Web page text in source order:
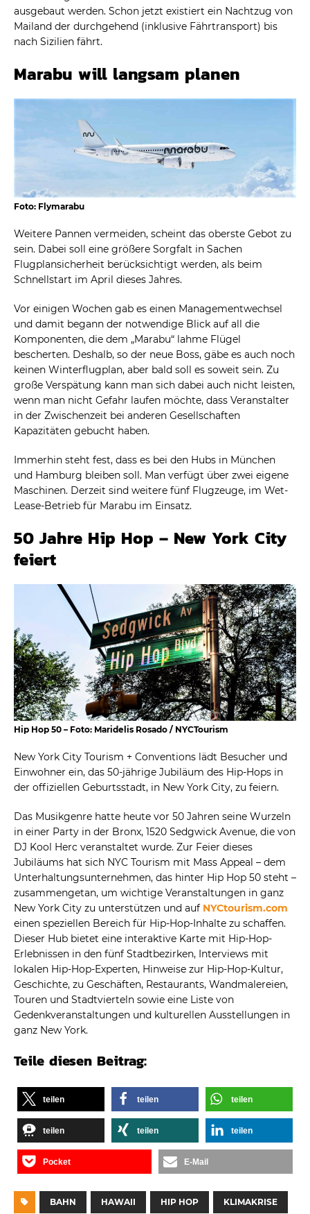
ausgebaut werden. Schon jetzt existiert ein Nachtzug von
Mailand der durchgehend (inklusive Fährtransport) bis
nach Sizilien fährt.
Marabu will langsam planen
Foto: Flymarabu
Weitere Pannen vermeiden, scheint das oberste Gebot zu
sein. Dabei soll eine größere Sorgfalt in Sachen
Flugplansicherheit berücksichtigt werden, als beim
Schnellstart im April dieses Jahres.
Vor einigen Wochen gab es einen Managementwechsel
und damit begann der notwendige Blick auf all die
Komponenten, die dem „Marabu“ lahme Flügel
bescherten. Deshalb, so der neue Boss, gäbe es auch noch
keinen Winterflugplan, aber bald soll es soweit sein. Zu
große Verspätung kann man sich dabei auch nicht leisten,
wenn man nicht Gefahr laufen möchte, dass Veranstalter
in der Zwischenzeit bei anderen Gesellschaften
Kapazitäten gebucht haben.
Immerhin steht fest, dass es bei den Hubs in München
und Hamburg bleiben soll. Man verfügt über zwei eigene
Maschinen. Derzeit sind weitere fünf Flugzeuge, im Wet-
Lease-Betrieb für Marabu im Einsatz.
50 Jahre Hip Hop – New York City
feiert
Hip Hop 50 – Foto: Maridelis Rosado / NYCTourism
New York City Tourism + Conventions lädt Besucher und
Einwohner ein, das 50-jährige Jubiläum des Hip-Hops in
der offiziellen Geburtsstadt, in New York City, zu feiern.
Das Musikgenre hatte heute vor 50 Jahren seine Wurzeln
in einer Party in der Bronx, 1520 Sedgwick Avenue, die von
DJ Kool Herc veranstaltet wurde. Zur Feier dieses
Jubiläums hat sich NYC Tourism mit Mass Appeal – dem
Unterhaltungsunternehmen, das hinter Hip Hop 50 steht –
zusammengetan, um wichtige Veranstaltungen in ganz
New York City zu unterstützen und auf NYCtourism.com
einen speziellen Bereich für Hip-Hop-Inhalte zu schaffen.
Dieser Hub bietet eine interaktive Karte mit Hip-Hop-
Erlebnissen in den fünf Stadtbezirken, Interviews mit
lokalen Hip-Hop-Experten, Hinweise zur Hip-Hop-Kultur,
Geschichte, zu Geschäften, Restaurants, Wandmalereien,
Touren und Stadtvierteln sowie eine Liste von
Gedenkveranstaltungen und kulturellen Ausstellungen in
ganz New York.
Teile diesen Beitrag:
teilen teilen teilen
teilen teilen teilen
Pocket E-Mail
BAHN HAWAII HIP HOP KLIMAKRISE